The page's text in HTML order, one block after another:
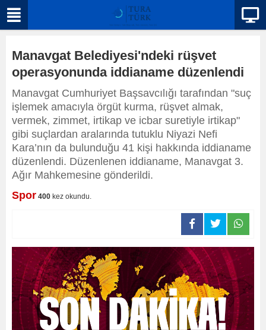
Manavgat Belediyesi'ndeki rüşvet
operasyonunda iddianame düzenlendi
Manavgat Cumhuriyet Başsavcılığı tarafından "suç
işlemek amacıyla örgüt kurma, rüşvet almak,
vermek, zimmet, irtikap ve icbar suretiyle irtikap"
gibi suçlardan aralarında tutuklu Niyazi Nefi
Kara’nın da bulunduğu 41 kişi hakkında iddianame
düzenlendi. Düzenlenen iddianame, Manavgat 3.
Ağır Mahkemesine gönderildi.
Spor 400 kez okundu.